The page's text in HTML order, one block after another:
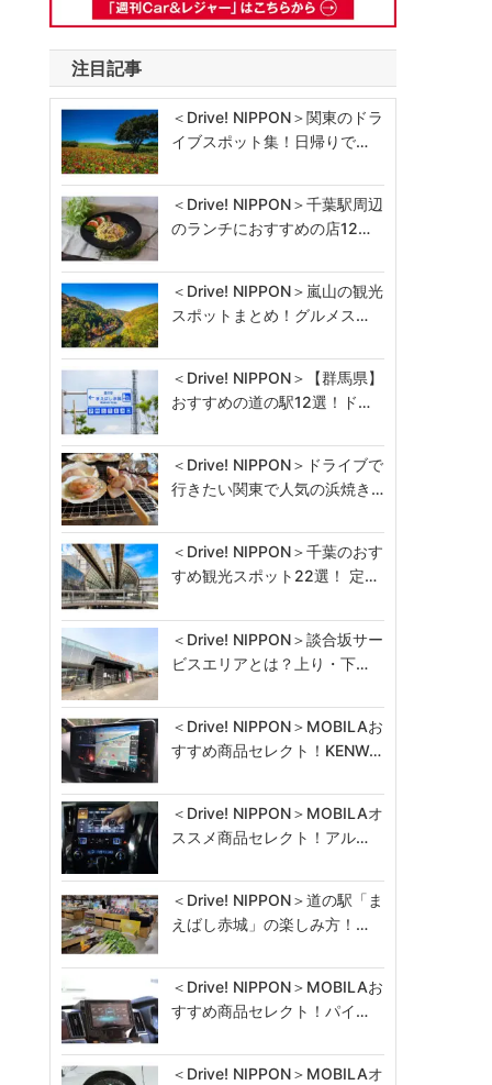
注目記事
＜Drive! NIPPON＞関東のドラ
イブスポット集！日帰りで…
＜Drive! NIPPON＞千葉駅周辺
のランチにおすすめの店12…
＜Drive! NIPPON＞嵐山の観光
スポットまとめ！グルメス…
＜Drive! NIPPON＞【群馬県】
おすすめの道の駅12選！ド…
＜Drive! NIPPON＞ドライブで
行きたい関東で人気の浜焼き…
＜Drive! NIPPON＞千葉のおす
すめ観光スポット22選！ 定…
＜Drive! NIPPON＞談合坂サー
ビスエリアとは？上り・下…
＜Drive! NIPPON＞MOBILAお
すすめ商品セレクト！KENW…
＜Drive! NIPPON＞MOBILAオ
ススメ商品セレクト！アル…
＜Drive! NIPPON＞道の駅「ま
えばし赤城」の楽しみ方！…
＜Drive! NIPPON＞MOBILAお
すすめ商品セレクト！パイ…
＜Drive! NIPPON＞MOBILAオ